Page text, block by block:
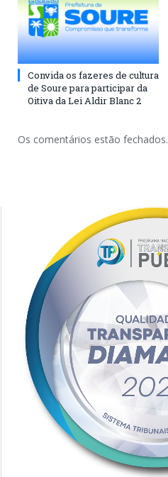
Convida os fazeres de cultura
de Soure para participar da
Oitiva da Lei Aldir Blanc 2
Os comentários estão fechados.